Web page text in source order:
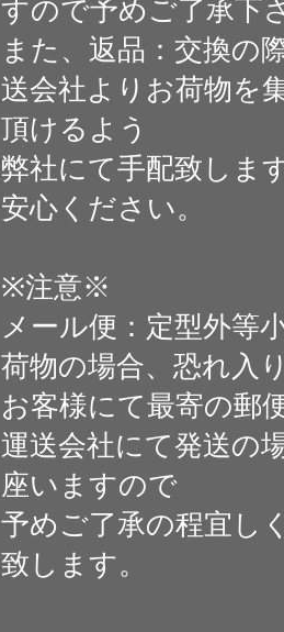
すので予めご了承下
また、返品：交換の
送会社よりお荷物を
頂けるよう
弊社にて手配致しま
安心ください。
※注意※
メール便：定型外等
荷物の場合、恐れ入
お客様にて最寄の郵
運送会社にて発送の
座いますので
予めご了承の程宜し
致します。